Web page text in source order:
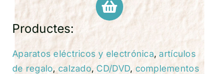
Productes:
Aparatos eléctricos y electrónica,artículos
de regalo, calzado,CD/DVD, complementos